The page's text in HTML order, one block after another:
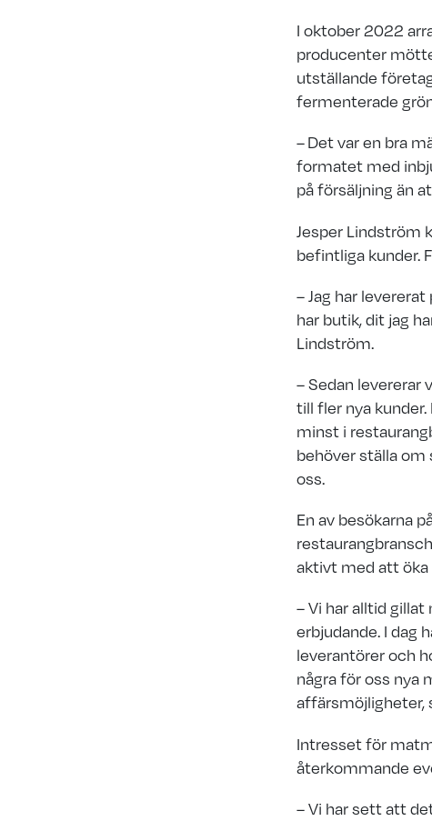
I oktober 2022
producenter
utställande
fermenterade
– Det var en bra
formatet med
på försäljning än
Jesper Lindström
befintliga kunder.
– Jag har
har butik, dit jag
Lindström.
– Sedan
till fler nya
minst i
behöver ställa om
oss.
En av besökarna
aktivt med att
– Vi har alltid
erbjudande. I dag
leverantörer och
några för oss nya
affärsmöjligheter,
Intresset för
återkommande
– Vi har sett att